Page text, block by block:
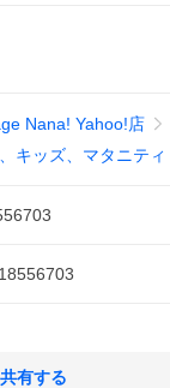
Nana! Yahoo!店
キッズ、マタニティ
有する